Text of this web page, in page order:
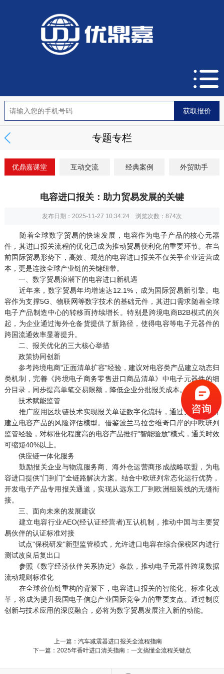
专题专栏
优鼎嘉课堂 互动交流 经典案例 外贸助手
电容进口报关：助力贸易发展的关键
发布日期：2025-11-27 10:34:24 浏览次数： 874次
随着全球数字贸易的快速发展，电容作为电子产品的核心元器
件，其进口报关流程的优化已成为推动贸易便利化的重要环节。在当
前国际贸易形势下，高效、规范的电容进口报关不仅关乎企业运营成
本，更是连接全球产业链的关键纽带。
一、数字贸易浪潮下的电容进口新机遇
近年来，数字贸易年均增速达12.1%，成为国际贸易新引擎。电
容作为支撑5G、物联网等数字技术的基础元件，其进口需求随着全球
电子产品制造中心的转移而持续增长。特别是跨境电商B2B模式的兴
起，为企业通过海外仓备货提供了新路径，使得电容等电子元器件的
跨国流通效率显著提升。
二、报关优化的三大核心举措
政策协同创新
参考跨境电商"正面清单扩容"经验，建议对电容类产品建立动态归
类机制，完善《跨境电子商务零售进口商品清单》中电子元器件的细
分目录，同步提高单笔交易限额，降低企业分批报关成本。
技术赋能监管
推广应用区块链技术实现报关单证数字化流转，通过大数据分析
建立电容产品的风险评估模型。借鉴波兰马拉舍维奇口岸的中欧班列
监管经验，对标准化程度高的电容产品推行"智能验放"模式，通关时效
可缩短40%以上。
供应链一体化服务
鼓励报关企业与物流服务商、海外仓运营商形成战略联盟，为电
容进口提供"门到门"全链路解决方案。结合中欧班列常态化运行优势，
开发电子产品专用报关通道，实现从远东工厂到欧洲组装线的无缝衔
接。
三、面向未来的发展建议
建立电容行业AEO(经认证经营者)互认机制，推动中国与主要贸
易伙伴的认证标准对接
试点"保税研发"新型监管模式，允许进口电容在综合保税区内进行
测试改良后复出口
参照《数字经济伙伴关系协定》条款，推动电子元器件跨境数据
流动规则标准化
在全球价值链重构的背景下，电容进口报关的智能化、标准化改
革，将成为提升我国电子信息产业国际竞争力的重要支点。通过制度
创新与技术应用的深度融合，必将为数字贸易发展注入新的动能。
上一篇：汽车减震器进口报关全流程指南
下一篇：2025年香叶进口清关指南：一文搞懂全流程关键点